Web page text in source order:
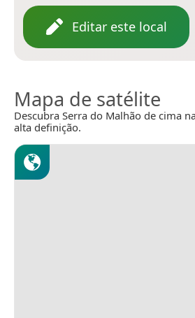
Editar este local
Mapa de satélite
Descubra Serra do Malhão de cima
alta definição.